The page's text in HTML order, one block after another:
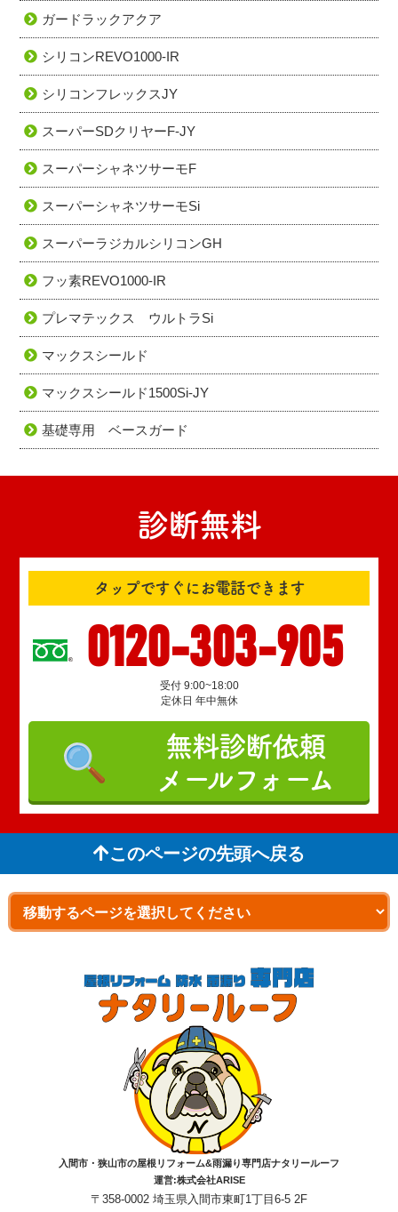
ガードラックアクア
シリコンREVO1000-IR
シリコンフレックスJY
スーパーSDクリヤーF-JY
スーパーシャネツサーモF
スーパーシャネツサーモSi
スーパーラジカルシリコンGH
フッ素REVO1000-IR
プレマテックス ウルトラSi
マックスシールド
マックスシールド1500Si-JY
基礎専用 ベースガード
診断無料
タップですぐにお電話できます
0120-303-905
受付 9:00~18:00
定休日 年中無休
無料診断依頼
メールフォーム
このページの先頭へ戻る
入間市・狭山市の屋根リフォーム&雨漏り専門店ナタリールーフ
運営:株式会社ARISE
〒358-0002 埼玉県入間市東町1丁目6-5 2F